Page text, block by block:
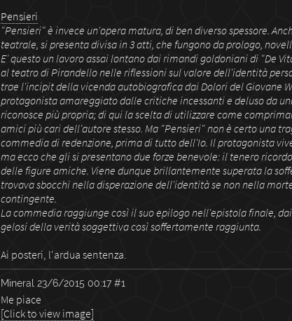
Pensieri
"Pensieri" è invece un'opera matura, di ben diverso spessore.
teatrale, si presenta divisa in 3 atti, che fungono da prologo,
E' questo un lavoro assai lontano dai rimandi goldoniani di "De
al teatro di Pirandello nelle riflessioni sul valore dell'identità
trae l'incipit della vicenda autobiografica dai Dolori del Giovane
protagonista amareggiato dalle critiche incessanti e deluso da
riconosce più propria; di qui la scelta di utilizzare come
amici più cari dell'autore stesso. Ma "Pensieri" non è certo una
commedia di redenzione, prima di tutto dell'Io. Il protagonista
ma ecco che gli si presentano due forze benevole: il tenero
delle figure amiche. Viene dunque brillantemente superata la
trovava sbocchi nella disperazione dell'identità se non nella
contingente.
La commedia raggiunge così il suo epilogo nell'epistola finale,
gelosi della verità soggettiva così soffertamente raggiunta.
Ai posteri, l'ardua sentenza.
Mineral 23/6/2015 00:17 #1
Me piace
[Click to view image]